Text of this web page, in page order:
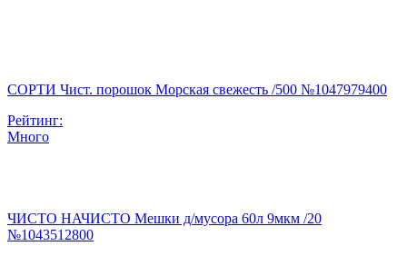
СОРТИ Чист. порошок Морская свежесть /500 №1047979400
Рейтинг:
Много
ЧИСТО НАЧИСТО Мешки д/мусора 60л 9мкм /20
№1043512800